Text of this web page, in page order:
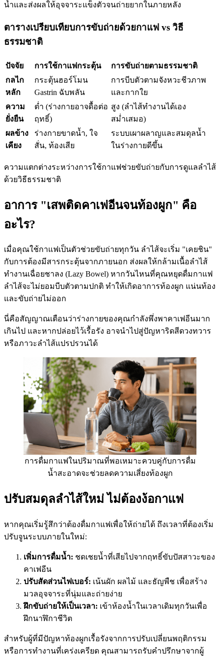
น้ำและส่งผลให้อุจจาระแข็งตัวจนถ่ายยากในภายหลัง
ตารางเปรียบเทียบการขับถ่ายด้วยกาแฟ vs วิธี
ธรรมชาติ
ปัจจัย การใช้กาแฟกระตุ้น
การขับถ่ายตามธรรมชาติ
กลไก
หลัก
กระตุ้นฮอร์โมน
Gastrin ฉับพลัน
การบีบตัวตามจังหวะชีวภาพ
และกากใย
ความ
ยั่งยืน
ต่ำ (ร่างกายอาจดื้อต่อ
ฤทธิ์)
สูง (ลำไส้ทำงานได้เอง
สม่ำเสมอ)
ผลข้าง
เคียง
ร่างกายขาดน้ำ, ใจ
สั่น, ท้องเสีย
ระบบเผาผลาญและสมดุลน้ำ
ในร่างกายดีขึ้น
ความแตกต่างระหว่างการใช้กาแฟช่วยขับถ่ายกับการดูแลลำไส้
ด้วยวิธีธรรมชาติ
อาการ "เสพติดคาเฟอีนจนท้องผูก" คือ
อะไร?
เมื่อคุณใช้กาแฟเป็นตัวช่วยขับถ่ายทุกวัน ลำไส้จะเริ่ม "เคยชิน"
กับการต้องมีสารกระตุ้นจากภายนอก ส่งผลให้กล้ามเนื้อลำไส้
ทำงานเฉื่อยชาลง (Lazy Bowel) หากวันไหนที่คุณหยุดดื่มกาแฟ
ลำไส้จะไม่ยอมบีบตัวตามปกติ ทำให้เกิดอาการท้องผูก แน่นท้อง
และขับถ่ายไม่ออก
นี่คือสัญญาณเตือนว่าร่างกายของคุณกำลังพึ่งพาคาเฟอีนมาก
เกินไป และหากปล่อยไว้เรื้อรัง อาจนำไปสู่ปัญหาริดสีดวงทวาร
หรือภาวะลำไส้แปรปรวนได้
การดื่มกาแฟในปริมาณที่พอเหมาะควบคู่กับการดื่ม
น้ำสะอาดจะช่วยลดความเสี่ยงท้องผูก
ปรับสมดุลลำไส้ใหม่ ไม่ต้องง้อกาแฟ
หากคุณเริ่มรู้สึกว่าต้องดื่มกาแฟเพื่อให้ถ่ายได้ ถึงเวลาที่ต้องเริ่ม
ปรับจูนระบบภายในใหม่:
เพิ่มการดื่มน้ำ: ชดเชยน้ำที่เสียไปจากฤทธิ์ขับปัสสาวะของ
คาเฟอีน
ปรับสัดส่วนไฟเบอร์: เน้นผัก ผลไม้ และธัญพืช เพื่อสร้าง
มวลอุจจาระที่นุ่มและถ่ายง่าย
ฝึกขับถ่ายให้เป็นเวลา: เข้าห้องน้ำในเวลาเดิมทุกวันเพื่อ
ฝึกนาฬิกาชีวิต
สำหรับผู้ที่มีปัญหาท้องผูกเรื้อรังจากการปรับเปลี่ยนพฤติกรรม
หรือการทำงานที่เคร่งเครียด คุณสามารถรับคำปรึกษาจากผู้